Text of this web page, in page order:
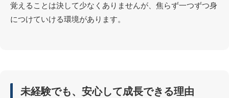
覚えることは決して少なくありませんが、焦らず一つずつ身
につけていける環境があります。
未経験でも、安心して成長できる理由